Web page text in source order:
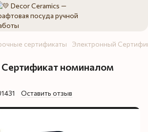
сертификаты Электронный
номиналом
Оставить отзыв